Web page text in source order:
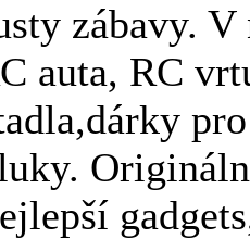
zábavy. V
auta, RC